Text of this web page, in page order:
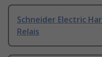
Schneider Electric
Relais